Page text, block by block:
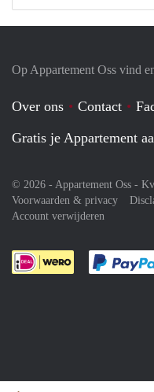
Op Appartement Oss vind
Over ons Contact
Gratis je Appartement
© 2026 - Appartement Oss -
Voorwaarden & privacy
Account verwijderen